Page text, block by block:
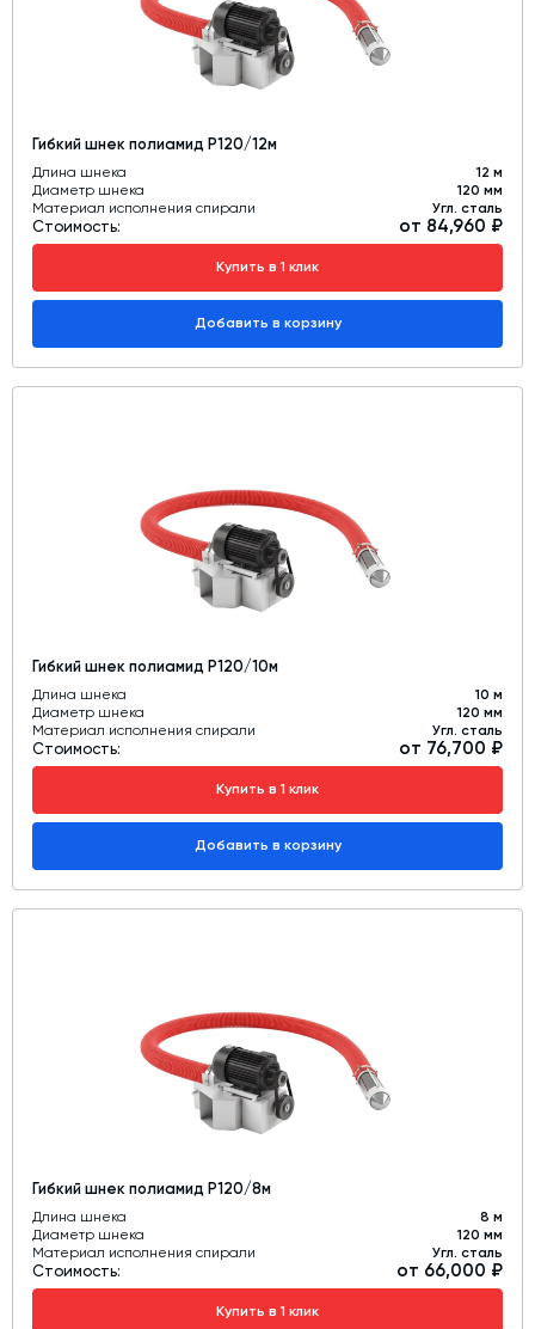
Гибкий шнек полиамид Р120/12м
Длина шнека
12 м
Диаметр шнека
120 мм
Материал исполнения спирали
Угл. сталь
Стоимость: от 84,960 ₽
Купить в 1 клик
Добавить в корзину
Гибкий шнек полиамид Р120/10м
Длина шнека
10 м
Диаметр шнека
120 мм
Материал исполнения спирали
Угл. сталь
Стоимость: от 76,700 ₽
Купить в 1 клик
Добавить в корзину
Гибкий шнек полиамид Р120/8м
Длина шнека
8 м
Диаметр шнека
120 мм
Материал исполнения спирали
Угл. сталь
Стоимость: от 66,000 ₽
Купить в 1 клик